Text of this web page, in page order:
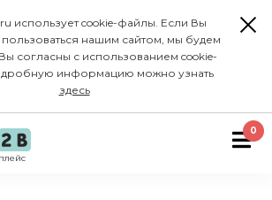
использует cookie-файлы. Если Вы
нашим сайтом, мы будем
Вы согласны с использованием cookie-
информацию можно узнать
здесь
0